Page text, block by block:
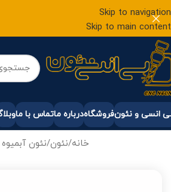
Skip to navigation
Skip to main content
انسی و نئونفروشگاهدرباره ماتماس با ما
خانه/نئون/نئون